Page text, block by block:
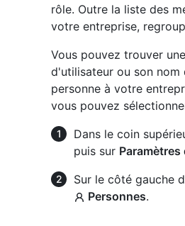
rôle. Outre la liste des
votre entreprise,
Vous pouvez trouver
d'utilisateur ou son nom
personne à votre
vous pouvez
Dans le coin
puis sur Paramètres
Sur le côté gauche
Personnes.